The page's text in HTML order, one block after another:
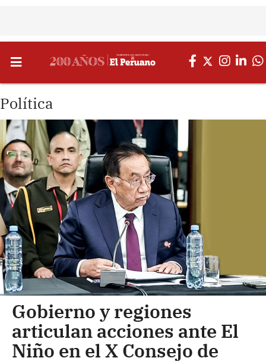
Política
Gobierno y regiones
articulan acciones ante El
Niño en el X Consejo de